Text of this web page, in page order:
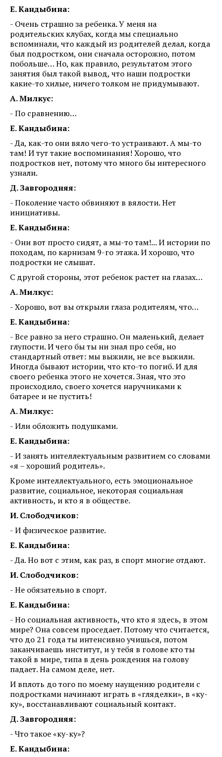
Е. Кандыбина:
- Очень страшно за ребенка. У меня на
родительских клубах, когда мы специально
вспоминали, что каждый из родителей делал, когда
был подростком, они сначала осторожно, потом
побольше… Но, как правило, результатом этого
занятия был такой вывод, что наши подростки
какие-то хилые, ничего толком не придумывают.
А. Милкус:
- По сравнению…
Е. Кандыбина:
- Да, как-то они вяло чего-то устраивают. А мы-то
там! И тут такие воспоминания! Хорошо, что
подростков нет, потому что много бы интересного
узнали.
Д. Завгородняя:
- Поколение часто обвиняют в вялости. Нет
инициативы.
Е. Кандыбина:
- Они вот просто сидят, а мы-то там!... И истории по
походам, по карнизам 9-го этажа. И хорошо, что
подростки не слышат.
С другой стороны, этот ребенок растет на глазах…
А. Милкус:
- Хорошо, вот вы открыли глаза родителям, что…
Е. Кандыбина:
- Все равно за него страшно. Он маленький, делает
глупости. И чего бы ты ни знал про себя, но
стандартный ответ: мы выжили, не все выжили.
Иногда бывают истории, что кто-то погиб. И для
своего ребенка этого не хочется. Зная, что это
происходило, своего хочется наручниками к
батарее и не пустить!
А. Милкус:
- Или обложить подушками.
Е. Кандыбина:
- И занять интеллектуальным развитием со словами
«я – хороший родитель».
Кроме интеллектуального, есть эмоциональное
развитие, социальное, некоторая социальная
активность, и кто я в обществе.
И. Слободчиков:
- И физическое развитие.
Е. Кандыбина:
- Да. Но вот с этим, как раз, в спорт многие отдают.
И. Слободчиков:
- Не обязательно в спорт.
Е. Кандыбина:
- Но социальная активность, что кто я здесь, в этом
мире? Она совсем проседает. Потому что считается,
что до 21 года ты интенсивно учишься, потом
заканчиваешь институт, и у тебя в голове кто ты
такой в мире, типа в день рождения на голову
падает. На самом деле, нет.
И вплоть до того по моему наущению родители с
подростками начинают играть в «гляделки», в «ку-
ку», восстанавливают социальный контакт.
Д. Завгородняя:
- Что такое «ку-ку»?
Е. Кандыбина: